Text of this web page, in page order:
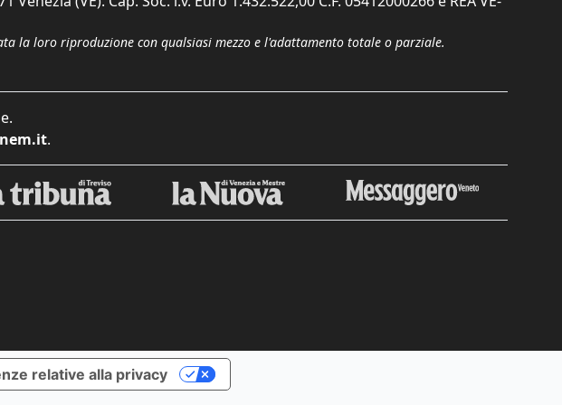
la loro riproduzione con qualsiasi mezzo e l'adattamento totale o parziale.
.
relative alla privacy